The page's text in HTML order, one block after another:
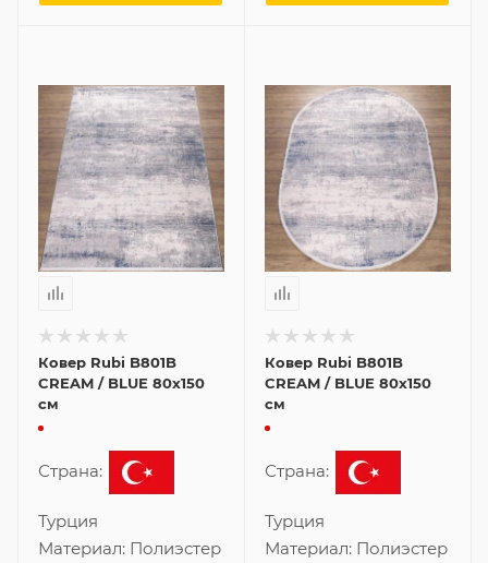
Ковер Rubi B801B
CREAM / BLUE 80x150
см
Страна:
Турция
Материал: Полиэстер
Ковер Rubi B801B
CREAM / BLUE 80x150
см
Страна:
Турция
Материал: Полиэстер